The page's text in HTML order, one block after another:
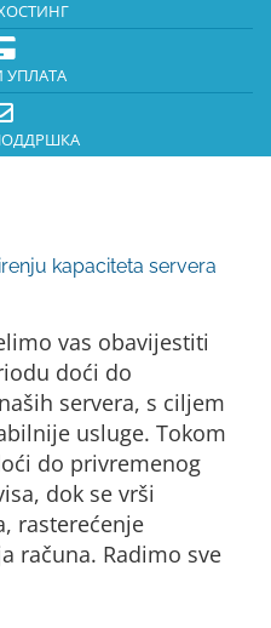
kapaciteta servera
vas obavijestiti
doći do
servera, s ciljem
usluge. Tokom
do privremenog
dok se vrši
rasterećenje
računa. Radimo sve